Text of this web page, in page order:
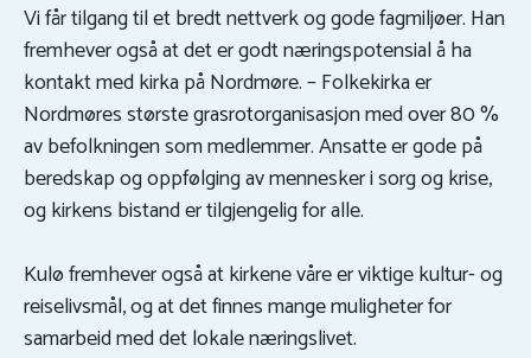
Vi får tilgang til et bredt nettverk og gode fagmiljøer. Han
fremhever også at det er godt næringspotensial å ha
kontakt med kirka på Nordmøre. – Folkekirka er
Nordmøres største grasrotorganisasjon med over 80 %
av befolkningen som medlemmer. Ansatte er gode på
beredskap og oppfølging av mennesker i sorg og krise,
og kirkens bistand er tilgjengelig for alle.
Kulø fremhever også at kirkene våre er viktige kultur- og
reiselivsmål, og at det finnes mange muligheter for
samarbeid med det lokale næringslivet.